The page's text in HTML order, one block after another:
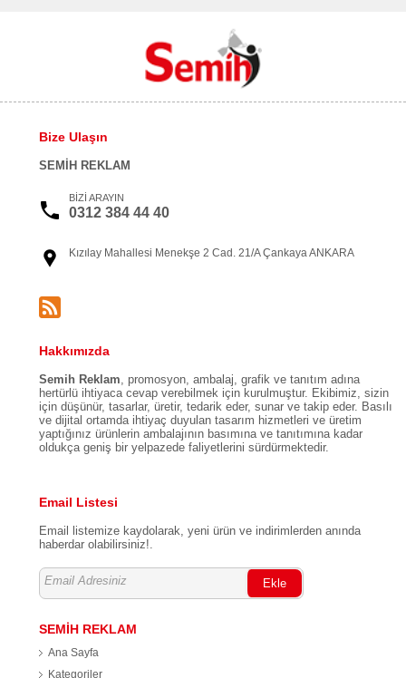
Bize Ulaşın
SEMİH REKLAM
BİZİ ARAYIN
0312 384 44 40
Kızılay Mahallesi Menekşe 2 Cad. 21/A Çankaya ANKARA
Hakkımızda
Semih Reklam, promosyon, ambalaj, grafik ve tanıtım adına
hertürlü ihtiyaca cevap verebilmek için kurulmuştur. Ekibimiz, sizin
için düşünür, tasarlar, üretir, tedarik eder, sunar ve takip eder. Basılı
ve dijital ortamda ihtiyaç duyulan tasarım hizmetleri ve üretim
yaptığınız ürünlerin ambalajının basımına ve tanıtımına kadar
oldukça geniş bir yelpazede faliyetlerini sürdürmektedir.
Email Listesi
Email listemize kaydolarak, yeni ürün ve indirimlerden anında
haberdar olabilirsiniz!.
Ekle
SEMİH REKLAM
Ana Sayfa
Kategoriler